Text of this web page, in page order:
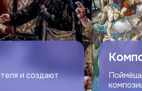
и создают